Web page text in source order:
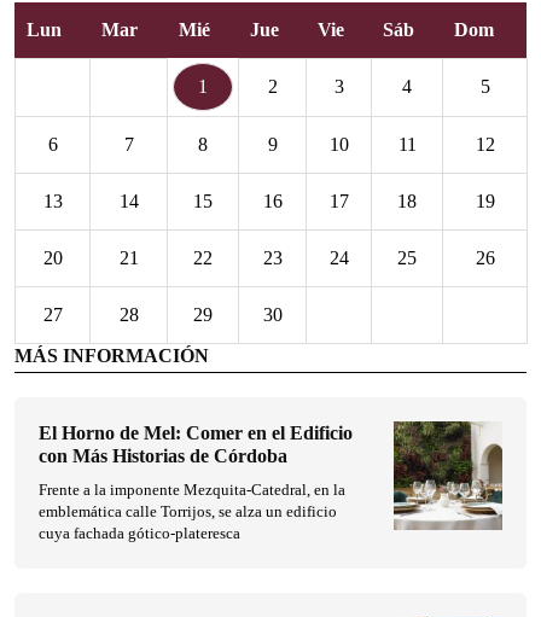
Lun Mar Mié Jue Vie Sáb Dom
1 2 3 4 5
6 7 8 9 10 11 12
13 14 15 16 17 18 19
20 21 22 23 24 25 26
27 28 29
30
MÁS INFORMACIÓN
El Horno de Mel: Comer en el Edificio
con Más Historias de Córdoba
Frente a la imponente Mezquita-Catedral, en la
emblemática calle Torrijos, se alza un edificio
cuya fachada gótico-plateresca